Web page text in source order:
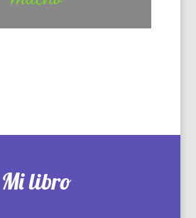
Mi libro